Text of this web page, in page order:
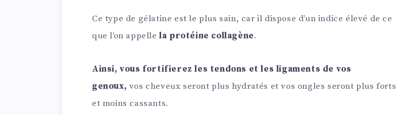
Ce type de gélatine est le plus sain, car il dispose d’un indice élevé de ce
que l’on appellela protéine collagène.
Ainsi, vous fortifierez les tendons et les ligaments de vos
genoux, vos cheveux seront plus hydratés et vos ongles seront plus forts
et moins cassants.